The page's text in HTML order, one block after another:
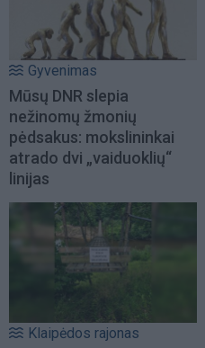
Gyvenimas
Mūsų DNR slepia
nežinomų žmonių
pėdsakus: mokslininkai
atrado dvi „vaiduoklių“
linijas
Klaipėdos rajonas